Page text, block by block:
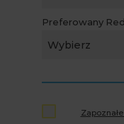
Preferowany
Wybierz